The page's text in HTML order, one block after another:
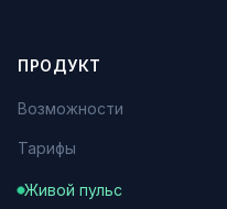
ПРОДУКТ
Возможности
Тарифы
Живой пульс